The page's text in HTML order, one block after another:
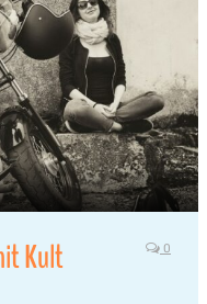
Kult 0